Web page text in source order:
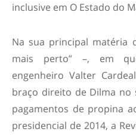
inclusive em O Estado do
Na sua principal matéria
mais perto” –, em
engenheiro Valter
braço direito de Dilma no
pagamentos de propina
presidencial de 2014, a